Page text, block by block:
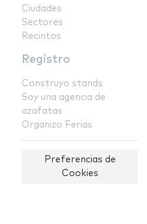
Ciudades
Sectores
Recintos
Registro
Construyo stands
Soy una agencia de
azafatas
Organizo Ferias
Preferencias de
Cookies